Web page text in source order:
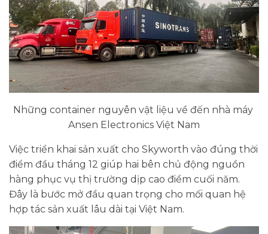
Những container nguyên vật liệu về đến nhà máy
Ansen Electronics Việt Nam
Việc triển khai sản xuất cho Skyworth vào đúng thời
điểm đầu tháng 12 giúp hai bên chủ động nguồn
hàng phục vụ thị trường dịp cao điểm cuối năm.
Đây là bước mở đầu quan trọng cho mối quan hệ
hợp tác sản xuất lâu dài tại Việt Nam.